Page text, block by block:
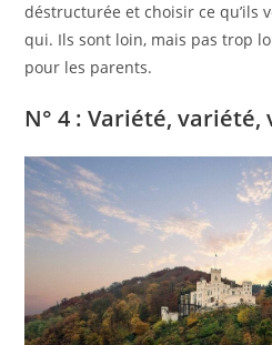
déstructurée et choisir ce qu’ils
qui. Ils sont loin, mais pas trop
pour les parents.
N° 4 : Variété, variété,